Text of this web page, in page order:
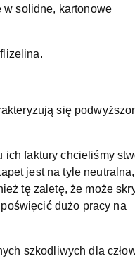
w solidne, kartonowe
się
ich faktury chcieliśmy
jest na tyle
tę zaletę, że może
dużo pracy na
szkodliwych dla